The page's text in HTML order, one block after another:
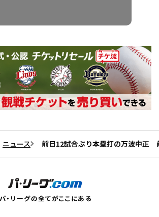
ニュース 前日12試合ぶり本塁打の万波中正